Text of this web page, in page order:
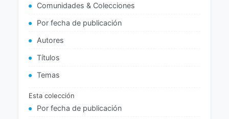
Comunidades & Colecciones
Por fecha de publicación
Autores
Títulos
Temas
Esta colección
Por fecha de publicación